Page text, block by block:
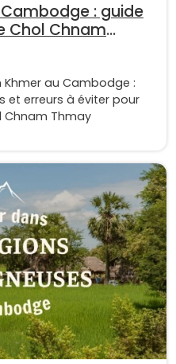
: guide
Chol Chnam
Khmer au Cambodge :
et erreurs à éviter pour
Chnam Thmay